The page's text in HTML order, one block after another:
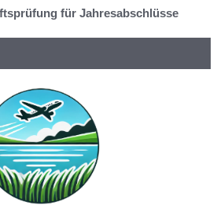
für Jahresabschlüsse